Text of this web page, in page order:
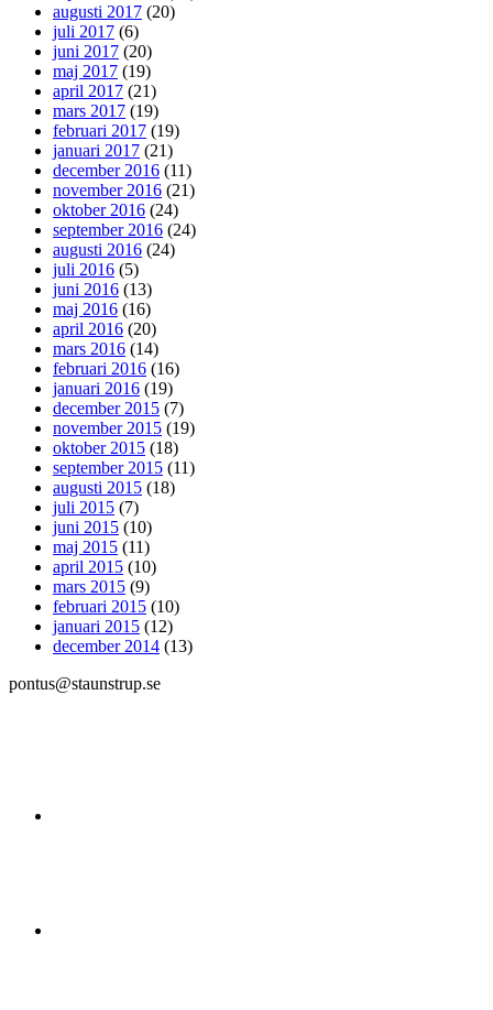
augusti 2017 (20)
juli 2017 (6)
juni 2017 (20)
maj 2017 (19)
april 2017 (21)
mars 2017 (19)
februari 2017 (19)
januari 2017 (21)
december 2016 (11)
november 2016 (21)
oktober 2016 (24)
september 2016 (24)
augusti 2016 (24)
juli 2016 (5)
juni 2016 (13)
maj 2016 (16)
april 2016 (20)
mars 2016 (14)
februari 2016 (16)
januari 2016 (19)
december 2015 (7)
november 2015 (19)
oktober 2015 (18)
september 2015 (11)
augusti 2015 (18)
juli 2015 (7)
juni 2015 (10)
maj 2015 (11)
april 2015 (10)
mars 2015 (9)
februari 2015 (10)
januari 2015 (12)
december 2014 (13)
pontus@staunstrup.se